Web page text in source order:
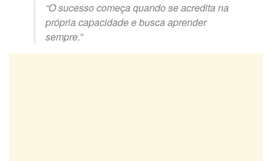
“O sucesso começa quando se acredita na
própria capacidade e busca aprender
sempre.”